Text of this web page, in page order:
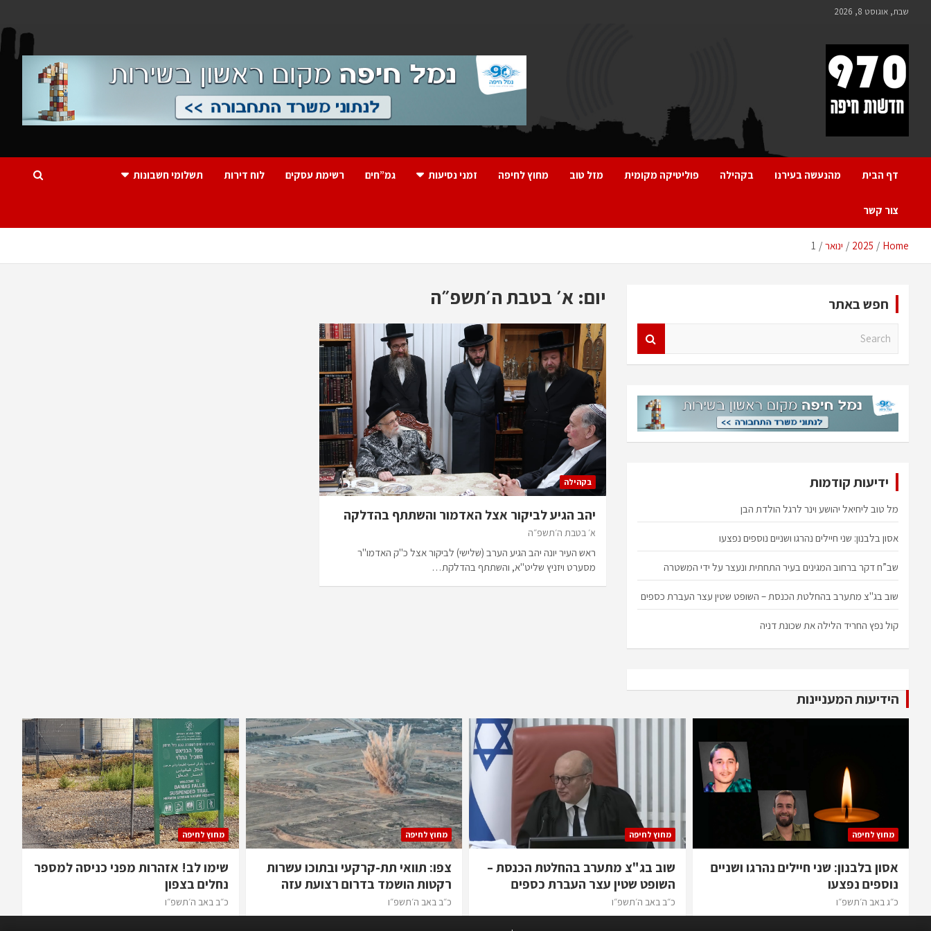
שבת, אוגוסט 8, 2026
970 חדשות חיפה
דף הבית מהנעשה בעירנו בקהילה פוליטיקה מקומית מזל טוב מחוץ לחיפה זמני נסיעות גמ”חים רשימת עסקים לוח דירות תשלומי חשבונות
צור קשר
Home
2025 ינואר 1
יום: א׳ בטבת ה׳תשפ״ה
בקהילה
יהב הגיע לביקור אצל האדמור והשתתף בהדלקה
א׳ בטבת ה׳תשפ״ה
ראש העיר יונה יהב הגיע הערב (שלישי) לביקור אצל כ"ק האדמו"ר
מסערט ויזניץ שליט"א, והשתתף בהדלקת…
חפש באתר
h
ידיעות קודמות
מל טוב ליחיאל יהושע וינר לרגל הולדת הבן
אסון בלבנון: שני חיילים נהרגו ושניים נוספים נפצעו
שב”ח דקר ברחוב המגינים בעיר התחתית ונעצר על ידי המשטרה
שוב בג"צ מתערב בהחלטת הכנסת – השופט שטין עצר העברת כספים
קול נפץ החריד הלילה את שכונת דניה
הידיעות המעניינות
מחוץ לחיפה
אסון בלבנון: שני חיילים נהרגו ושניים
נוספים נפצעו
כ״ג באב ה׳תשפ״ו
מחוץ לחיפה
שוב בג"צ מתערב בהחלטת הכנסת –
השופט שטין עצר העברת כספים
כ״ב באב ה׳תשפ״ו
מחוץ לחיפה
צפו: תוואי תת-קרקעי ובתוכו עשרות
רקטות הושמד בדרום רצועת עזה
כ״ב באב ה׳תשפ״ו
מחוץ לחיפה
שימו לב! אזהרות מפני כניסה למספר
נחלים בצפון
כ״ב באב ה׳תשפ״ו